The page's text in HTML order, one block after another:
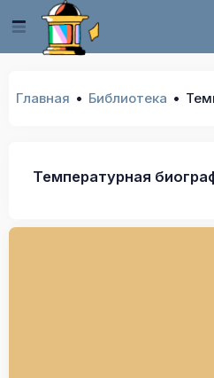
Главная Библиотека
Температурная